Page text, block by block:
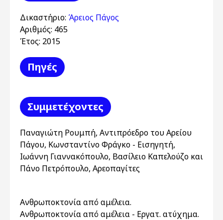
Δικαστήριο: Άρειος Πάγος
Αριθμός: 465
Έτος: 2015
Πηγές
Συμμετέχοντες
Παναγιώτη Ρουμπή, Αντιπρόεδρο του Αρείου
Πάγου, Κωνσταντίνο Φράγκο - Εισηγητή,
Ιωάννη Γιαννακόπουλο, Βασίλειο Καπελούζο και
Πάνο Πετρόπουλο, Αρεοπαγίτες
Ανθρωποκτονία από αμέλεια.
Ανθρωποκτονία από αμέλεια - Εργατ. ατύχημα.